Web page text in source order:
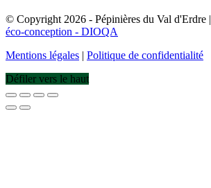
© Copyright 2026 - Pépinières du Val d'Erdre |
éco-conception - DIOQA
Mentions légales | Politique de confidentialité
Défiler vers le haut